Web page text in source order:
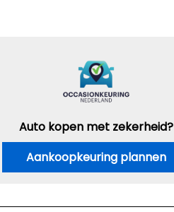
Auto kopen met zekerheid?
Aankoopkeuring plannen